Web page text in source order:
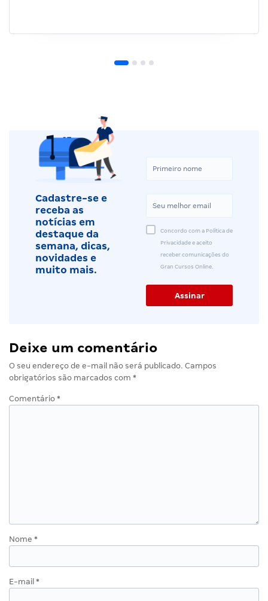
Cadastre-se e
receba as
notícias em
destaque da
semana, dicas,
novidades e
muito mais.
Concordo com a Política de
Privacidade e aceito
receber comunicações do
Gran Cursos Online.
Deixe um comentário
O seu endereço de e-mail não será publicado. Campos
obrigatórios são marcados com *
Comentário *
Nome *
E-mail *